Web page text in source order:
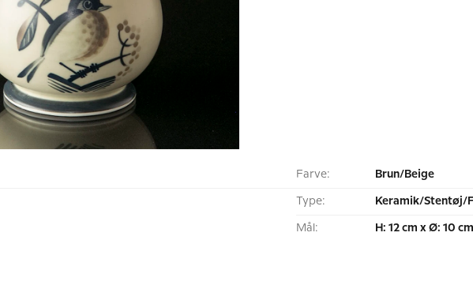
Farve: Brun/Beige
Type: Keramik/Stentøj/
Mål: H: 12 cm x Ø: 10 cm